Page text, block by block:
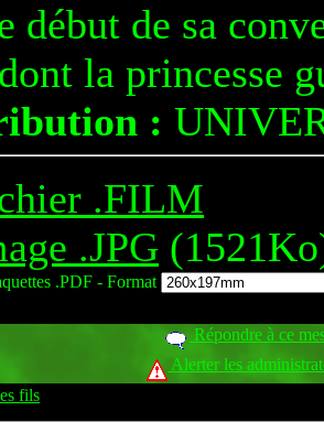
début de sa
la princesse
:
.FILM
.JPG
.PDF - Format
Répondre à ce
Alerter les
fils